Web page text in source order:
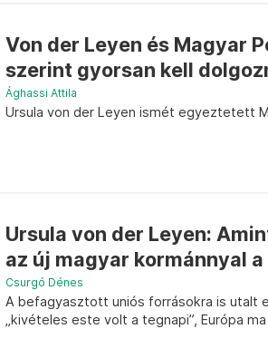
Von der Leyen és Magyar
szerint gyorsan kell
Ághassi Attila
Ursula von der Leyen ismét egyeztetett
Ursula von der Leyen:
az új magyar kormánnyal
Csurgó Dénes
A befagyasztott uniós forrásokra is utalt
„kivételes este volt a tegnapi”, Európa